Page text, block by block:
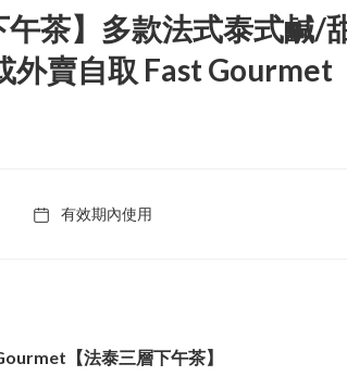
茶】多款法式泰式鹹/
外賣自取 Fast Gourmet
有效期內使用
【法泰三層下午茶】